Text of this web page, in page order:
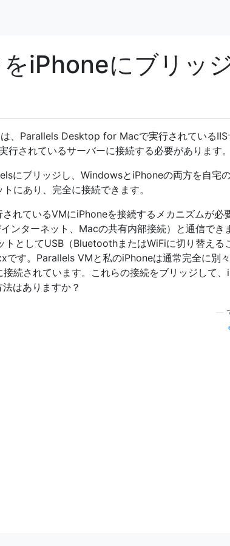
iPhoneにブリッ
、Parallels Desktop for Macで実行されているIIS
されているサーバーに接続する必要があります。
にブリッジし、WindowsとiPhoneの両方を自宅
にあり、完全に接続できます。
れているVMにiPhoneを接続するメカニズムが必
ンターネット、Macの共有内部接続）と通信でき
としてUSB（BluetoothまたはWiFiに切り替える
です。Parallels VMと私のiPhoneは通常完全に別
続されています。これらの接続をブリッジして
はありますか？